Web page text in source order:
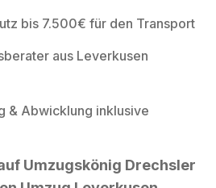
bis 7.500€ für den Transport
aus Leverkusen
& Abwicklung inklusive
Umzugskönig Drechsler